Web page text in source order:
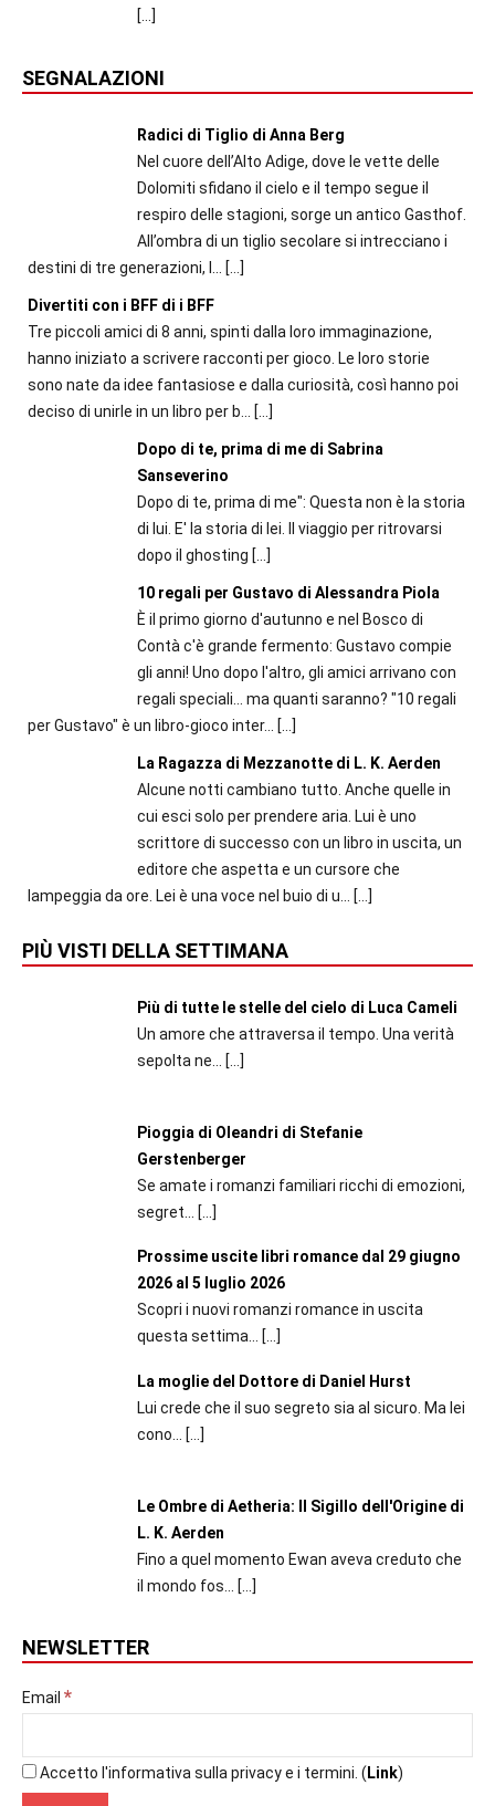
[…]
SEGNALAZIONI
Radici di Tiglio di Anna Berg
Nel cuore dell’Alto Adige, dove le vette delle
Dolomiti sfidano il cielo e il tempo segue il
respiro delle stagioni, sorge un antico Gasthof.
All’ombra di un tiglio secolare si intrecciano i
destini di tre generazioni, l...
[…]
Divertiti con i BFF di i BFF
Tre piccoli amici di 8 anni, spinti dalla loro immaginazione,
hanno iniziato a scrivere racconti per gioco. Le loro storie
sono nate da idee fantasiose e dalla curiosità, così hanno poi
deciso di unirle in un libro per b...
[…]
Dopo di te, prima di me di Sabrina
Sanseverino
Dopo di te, prima di me": Questa non è la storia
di lui. E' la storia di lei. Il viaggio per ritrovarsi
dopo il ghosting […]
10 regali per Gustavo di Alessandra Piola
È il primo giorno d'autunno e nel Bosco di
Contà c'è grande fermento: Gustavo compie
gli anni! Uno dopo l'altro, gli amici arrivano con
regali speciali... ma quanti saranno? "10 regali
per Gustavo" è un libro-gioco inter...
[…]
La Ragazza di Mezzanotte di L. K. Aerden
Alcune notti cambiano tutto. Anche quelle in
cui esci solo per prendere aria. Lui è uno
scrittore di successo con un libro in uscita, un
editore che aspetta e un cursore che
lampeggia da ore. Lei è una voce nel buio di u...
[…]
PIÙ VISTI DELLA SETTIMANA
Più di tutte le stelle del cielo di Luca Cameli
Un amore che attraversa il tempo. Una verità
sepolta ne...
[…]
Pioggia di Oleandri di Stefanie
Gerstenberger
Se amate i romanzi familiari ricchi di emozioni,
segret...
[…]
Prossime uscite libri romance dal 29 giugno
2026 al 5 luglio 2026
Scopri i nuovi romanzi romance in uscita
questa settima... […]
La moglie del Dottore di Daniel Hurst
Lui crede che il suo segreto sia al sicuro. Ma lei
cono...
[…]
Le Ombre di Aetheria: Il Sigillo dell'Origine di
L. K. Aerden
Fino a quel momento Ewan aveva creduto che
il mondo fos...
[…]
NEWSLETTER
Email *
Accetto l'informativa sulla privacy e i termini. ( Link)